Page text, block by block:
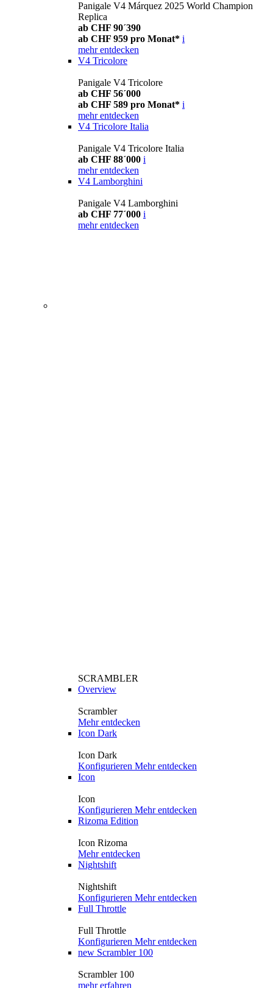
Panigale V4 Márquez 2025 World Champion
Replica
ab CHF 90´390
ab CHF 959 pro Monat* i
mehr entdecken
V4 Tricolore
Panigale V4 Tricolore
ab CHF 56´000
ab CHF 589 pro Monat* i
mehr entdecken
V4 Tricolore Italia
Panigale V4 Tricolore Italia
ab CHF 88´000 i
mehr entdecken
V4 Lamborghini
Panigale V4 Lamborghini
ab CHF 77´000 i
mehr entdecken
SCRAMBLER
Overview
Scrambler
Mehr entdecken
Icon Dark
Icon Dark
Konfigurieren Mehr entdecken
Icon
Icon
Konfigurieren Mehr entdecken
Rizoma Edition
Icon Rizoma
Mehr entdecken
Nightshift
Nightshift
Konfigurieren Mehr entdecken
Full Throttle
Full Throttle
Konfigurieren Mehr entdecken
new Scrambler 100
Scrambler 100
mehr erfahren